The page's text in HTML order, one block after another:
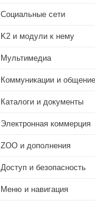
Социальные сети
K2 и модули к нему
Мультимедиа
Коммуникации и общение
Каталоги и документы
Электронная коммерция
ZOO и дополнения
Доступ и безопасность
Меню и навигация